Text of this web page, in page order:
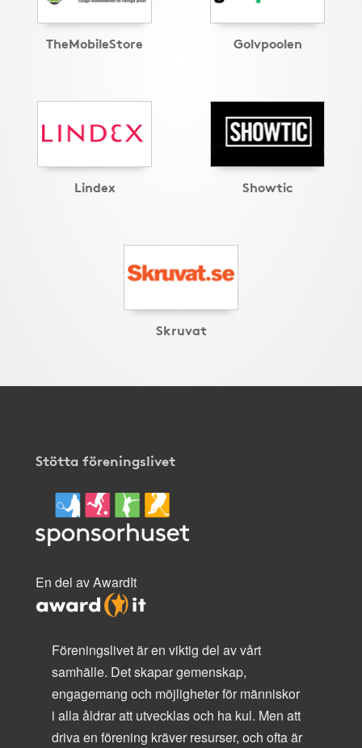
TheMobileStore Golvpoolen
Lindex Showtic
Skruvat
Stötta föreningslivet
En del av AwardIt
Föreningslivet är en viktig del av vårt
samhälle. Det skapar gemenskap,
engagemang och möjligheter för människor
i alla åldrar att utvecklas och ha kul. Men att
driva en förening kräver resurser, och ofta är